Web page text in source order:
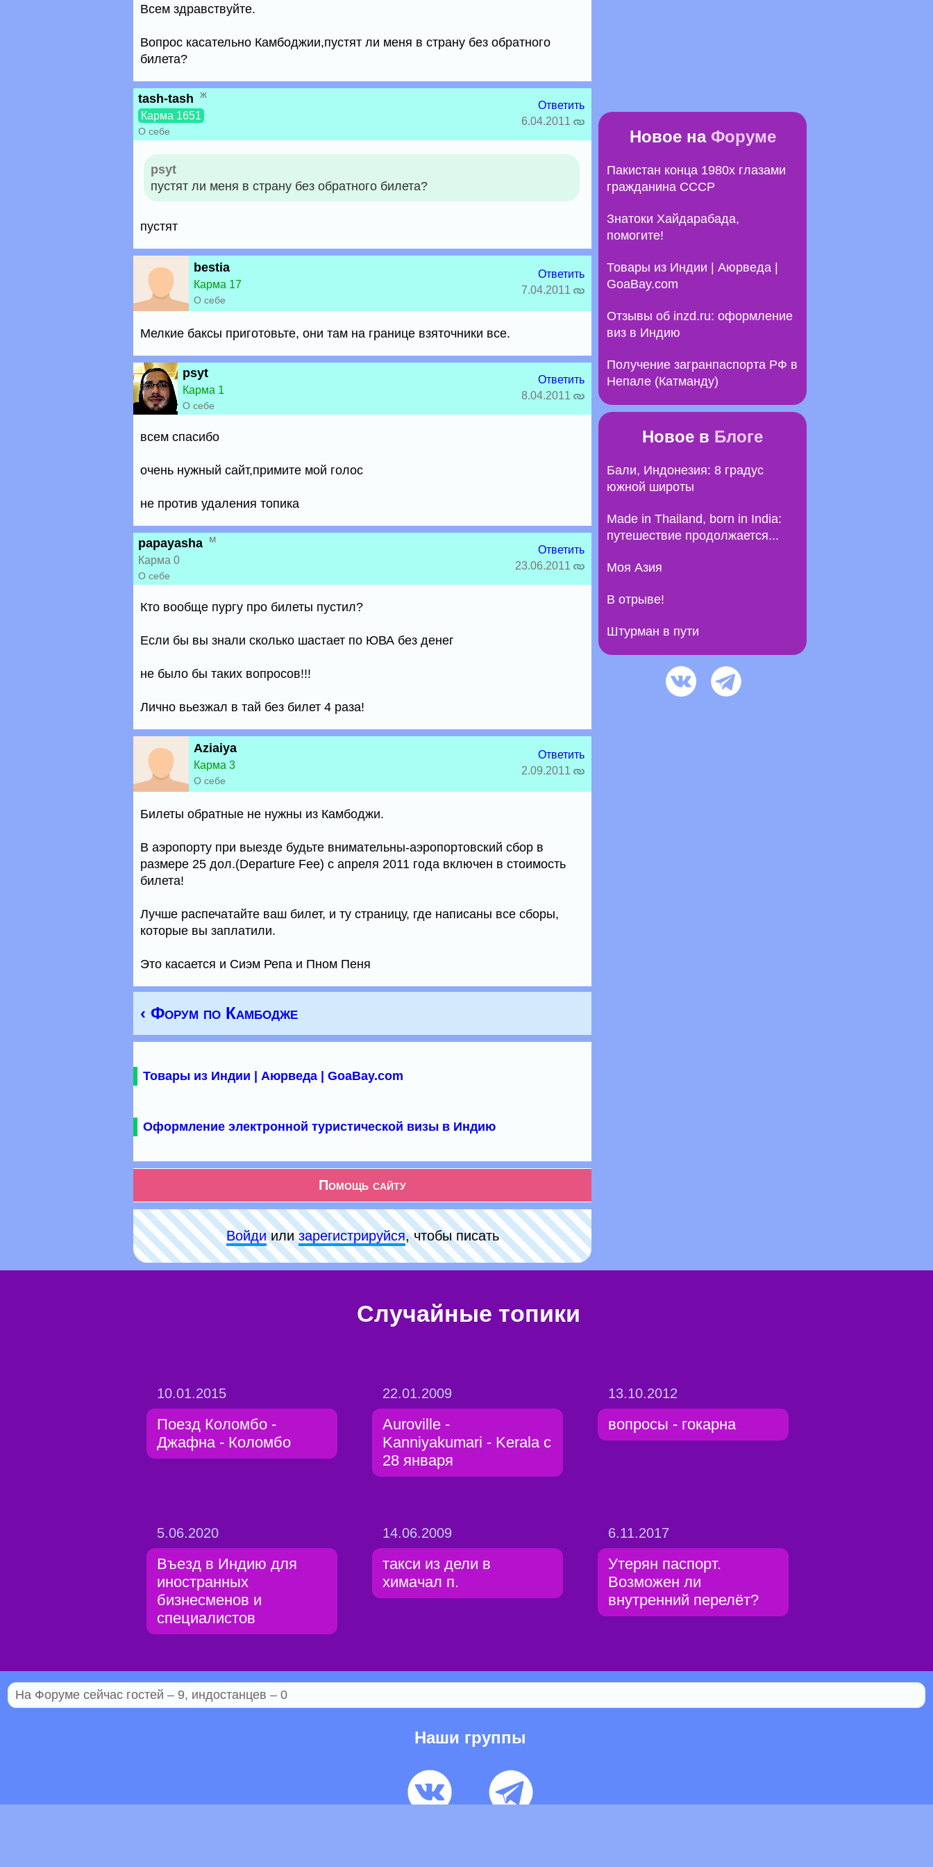
Всем здравствуйте.
Вопрос касательно Камбоджии,пустят ли меня в страну без обратного
билета?
tash-tash ж
Карма 1651
О себе
Ответить
6.04.2011
psyt
пустят ли меня в страну без обратного билета?
пустят
bestia
Карма 17
О себе
Ответить
7.04.2011
Мелкие баксы приготовьте, они там на границе взяточники все.
psyt
Карма 1
О себе
Ответить
8.04.2011
всем спасибо
очень нужный сайт,примите мой голос
не против удаления топика
papayasha м
Карма 0
О себе
Ответить
23.06.2011
Кто вообще пургу про билеты пустил?
Если бы вы знали сколько шастает по ЮВА без денег
не было бы таких вопросов!!!
Лично вьезжал в тай без билет 4 раза!
Aziaiya
Карма 3
О себе
Ответить
2.09.2011
Билеты обратные не нужны из Камбоджи.
В аэропорту при выезде будьте внимательны-аэропортовский сбор в
размере 25 дол.(Departure Fee) с апреля 2011 года включен в стоимость
билета!
Лучше распечатайте ваш билет, и ту страницу, где написаны все сборы,
которые вы заплатили.
Это касается и Сиэм Репа и Пном Пеня
‹ Форум по Камбодже
Товары из Индии | Аюрведа | GoaBay.com
Оформление электронной туристической визы в Индию
Помощь сайту
Войдиилизарeгиcтpируйся, чтобы писать
Новое на Форуме
Пакистан конца 1980х глазами
гражданина СССР
Знатоки Хайдарабада,
помогите!
Товары из Индии | Аюрведа |
GoaBay.com
Отзывы об inzd.ru: оформление
виз в Индию
Получение загранпаспорта РФ в
Непале (Катманду)
Новое в Блоге
Бали, Индонезия: 8 градус
южной широты
Made in Thailand, born in India:
путешествие продолжается...
Моя Азия
В отрыве!
Штурман в пути
Случайные топики
10.01.2015
Поезд Коломбо -
Джафна - Коломбо
22.01.2009
Auroville -
Kanniyakumari - Kerala c
28 января
13.10.2012
вопросы - гокарна
5.06.2020
Въезд в Индию для
иностранных
бизнесменов и
специалистов
14.06.2009
такси из дели в
химачал п.
6.11.2017
Утерян паспорт.
Возможен ли
внутренний перелёт?
На Форуме сейчас гостей – 9, индостанцев – 0
Наши группы